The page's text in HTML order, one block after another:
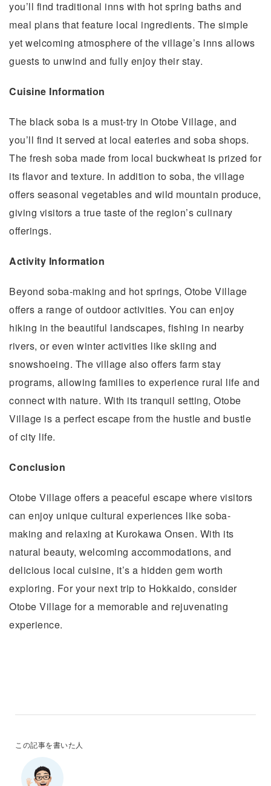
you’ll find traditional inns with hot spring baths and
meal plans that feature local ingredients. The simple
yet welcoming atmosphere of the village’s inns allows
guests to unwind and fully enjoy their stay.
Cuisine Information
The black soba is a must-try in Otobe Village, and
you’ll find it served at local eateries and soba shops.
The fresh soba made from local buckwheat is prized for
its flavor and texture. In addition to soba, the village
offers seasonal vegetables and wild mountain produce,
giving visitors a true taste of the region’s culinary
offerings.
Activity Information
Beyond soba-making and hot springs, Otobe Village
offers a range of outdoor activities. You can enjoy
hiking in the beautiful landscapes, fishing in nearby
rivers, or even winter activities like skiing and
snowshoeing. The village also offers farm stay
programs, allowing families to experience rural life and
connect with nature. With its tranquil setting, Otobe
Village is a perfect escape from the hustle and bustle
of city life.
Conclusion
Otobe Village offers a peaceful escape where visitors
can enjoy unique cultural experiences like soba-
making and relaxing at Kurokawa Onsen. With its
natural beauty, welcoming accommodations, and
delicious local cuisine, it’s a hidden gem worth
exploring. For your next trip to Hokkaido, consider
Otobe Village for a memorable and rejuvenating
experience.
この記事を書いた人